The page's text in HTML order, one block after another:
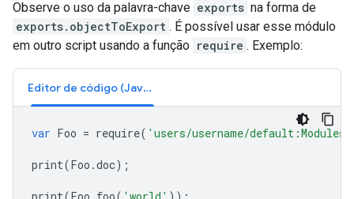
Observe o uso da palavra-chave exports na forma de
exports.objectToExport . É possível usar esse módulo
em outro script usando a função require . Exemplo:
Editor de código (JavaScript)
var Foo = require( 'users/username/
print(Foo .doc);